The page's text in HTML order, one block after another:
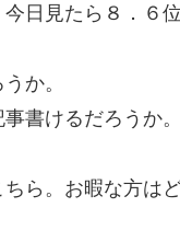
日見たら８．６
か。
書けるだろうか
ら。お暇な方は